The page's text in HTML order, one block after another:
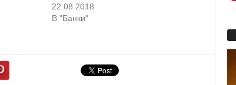
22.08.2018
В "Банки"